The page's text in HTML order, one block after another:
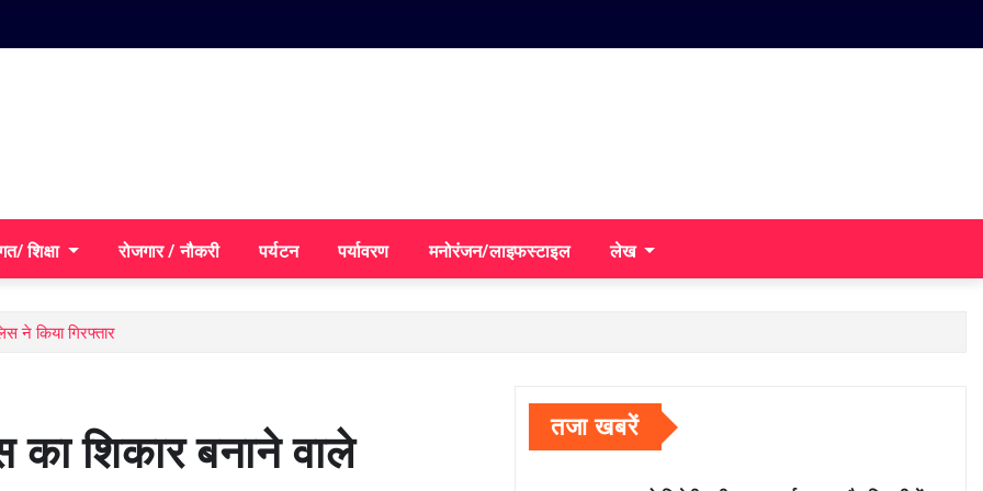
शिक्षा रोजगार / नौकरी पर्यटन पर्यावरण मनोरंजन/लाइफस्टाइल लेख
ने किया गिरफ्तार
का शिकार बनाने वाले तजा खबरें